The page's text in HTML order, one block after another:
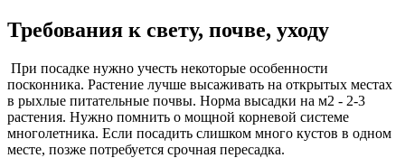
Требования к свету, почве, уходу
При посадке нужно учесть некоторые особенности
посконника. Растение лучше высаживать на открытых местах
в рыхлые питательные почвы. Норма высадки на м2 - 2-3
растения. Нужно помнить о мощной корневой системе
многолетника. Если посадить слишком много кустов в одном
месте, позже потребуется срочная пересадка.